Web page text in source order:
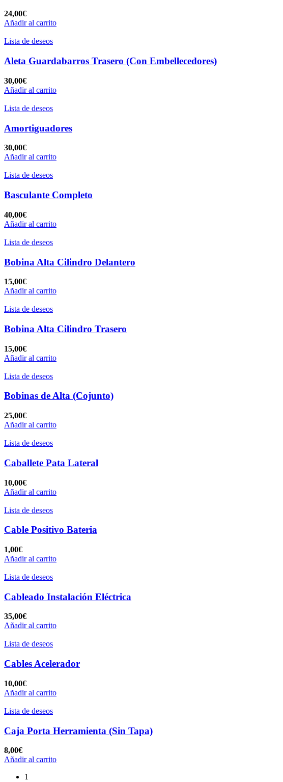
24,00€
Añadir al carrito
Lista de deseos
Aleta Guardabarros Trasero (Con Embellecedores)
30,00€
Añadir al carrito
Lista de deseos
Amortiguadores
30,00€
Añadir al carrito
Lista de deseos
Basculante Completo
40,00€
Añadir al carrito
Lista de deseos
Bobina Alta Cilindro Delantero
15,00€
Añadir al carrito
Lista de deseos
Bobina Alta Cilindro Trasero
15,00€
Añadir al carrito
Lista de deseos
Bobinas de Alta (Cojunto)
25,00€
Añadir al carrito
Lista de deseos
Caballete Pata Lateral
10,00€
Añadir al carrito
Lista de deseos
Cable Positivo Bateria
1,00€
Añadir al carrito
Lista de deseos
Cableado Instalación Eléctrica
35,00€
Añadir al carrito
Lista de deseos
Cables Acelerador
10,00€
Añadir al carrito
Lista de deseos
Caja Porta Herramienta (Sin Tapa)
8,00€
Añadir al carrito
1